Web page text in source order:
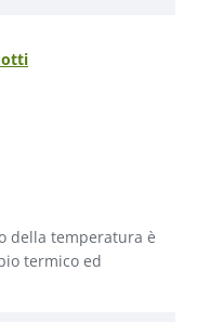
della temperatura è
termico ed